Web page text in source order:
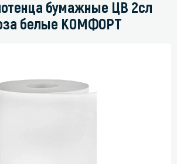
бумажные ЦВ 2сл
белые КОМФОРТ